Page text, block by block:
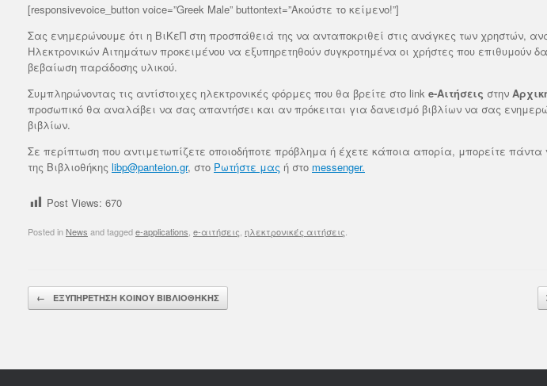
[responsivevoice_button voice=”Greek Male” buttontext=”Ακούστε το κείμενο!”]
Σας ενημερώνουμε ότι η ΒιΚεΠ στη προσπάθειά της να ανταποκριθεί στις ανάγκες των χρηστών,
Ηλεκτρονικών Αιτημάτων προκειμένου να εξυπηρετηθούν συγκροτημένα οι χρήστες που επιθυμούν
βεβαίωση παράδοσης υλικού.
Συμπληρώνοντας τις αντίστοιχες ηλεκτρονικές φόρμες που θα βρείτε στο link e-Αιτήσεις στην
προσωπικό θα αναλάβει να σας απαντήσει και αν πρόκειται για δανεισμό βιβλίων να σας
βιβλίων.
Σε περίπτωση που αντιμετωπίζετε οποιοδήποτε πρόβλημα ή έχετε κάποια απορία, μπορείτε πάντα
της Βιβλιοθήκης libp@panteion.gr, στο Ρωτήστε μας ή στο messenger.
Post Views: 670
Posted in News and taggede-applications e-αιτήσεις ηλεκτρονικές αιτήσεις
Post navigation
← ΕΞΥΠΗΡΕΤΗΣΗ ΚΟΙΝΟΥ ΒΙΒΛΙΟΘΗΚΗΣ